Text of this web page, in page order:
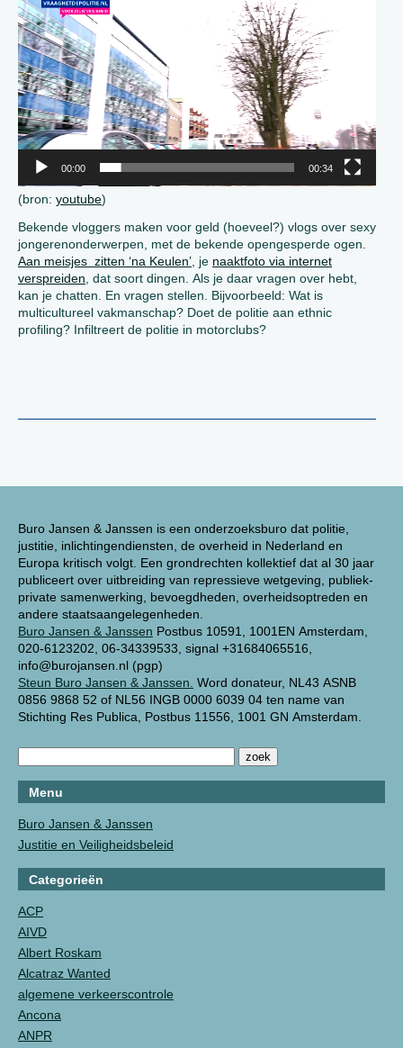
Buro Jansen & Janssen is een onderzoeksburo dat politie,
justitie, inlichtingendiensten, de overheid in Nederland en
Europa kritisch volgt. Een grondrechten kollektief dat al 30 jaar
publiceert over uitbreiding van repressieve wetgeving, publiek-
private samenwerking, bevoegdheden, overheidsoptreden en
andere staatsaangelegenheden.
Buro Jansen & Janssen Postbus 10591, 1001EN Amsterdam,
020-6123202, 06-34339533, signal +31684065516,
info@burojansen.nl (pgp)
Steun Buro Jansen & Janssen. Word donateur, NL43 ASNB
0856 9868 52 of NL56 INGB 0000 6039 04 ten name van
Stichting Res Publica, Postbus 11556, 1001 GN Amsterdam.
Menu
Buro Jansen & Janssen
Justitie en Veiligheidsbeleid
Categorieën
ACP
AIVD
Albert Roskam
Alcatraz Wanted
algemene verkeerscontrole
Ancona
ANPR
Player
00:00 00:34
(bron: youtube)
Bekende vloggers maken voor geld (hoeveel?) vlogs over sexy
jongerenonderwerpen, met de bekende opengesperde ogen.
Aan meisjes zitten ‘na Keulen’, je naaktfoto via internet
verspreiden, dat soort dingen. Als je daar vragen over hebt,
kan je chatten. En vragen stellen. Bijvoorbeeld: Wat is
multicultureel vakmanschap? Doet de politie aan ethnic
profiling? Infiltreert de politie in motorclubs?